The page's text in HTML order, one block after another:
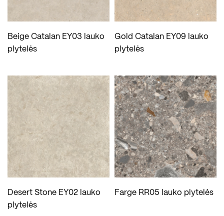
Beige Catalan EY03 lauko
plytelės
Gold Catalan EY09 lauko
plytelės
Desert Stone EY02 lauko
plytelės
Farge RR05 lauko plytelės